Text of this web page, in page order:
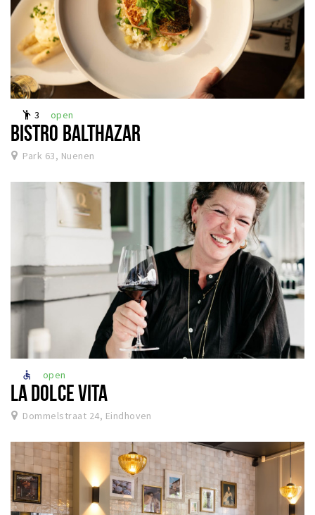
emoji_people 3 open
BISTRO BALTHAZAR
Park 63, Nuenen
accessible open
LA DOLCE VITA
Dommelstraat 24, Eindhoven